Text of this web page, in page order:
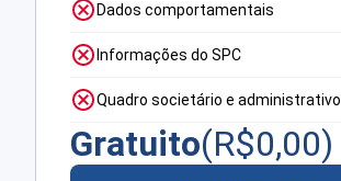
Dados comportamentais
Informações do SPC
Quadro societário e administrativo
Gratuito(R$0,00)